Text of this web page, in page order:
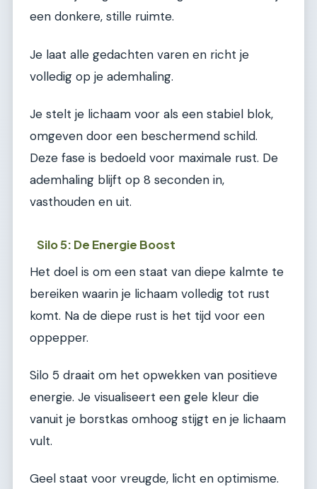
een donkere, stille ruimte.
Je laat alle gedachten varen en richt je
volledig op je ademhaling.
Je stelt je lichaam voor als een stabiel blok,
omgeven door een beschermend schild.
Deze fase is bedoeld voor maximale rust. De
ademhaling blijft op 8 seconden in,
vasthouden en uit.
Silo 5: De Energie Boost
Het doel is om een staat van diepe kalmte te
bereiken waarin je lichaam volledig tot rust
komt. Na de diepe rust is het tijd voor een
oppepper.
Silo 5 draait om het opwekken van positieve
energie. Je visualiseert een gele kleur die
vanuit je borstkas omhoog stijgt en je lichaam
vult.
Geel staat voor vreugde, licht en optimisme.